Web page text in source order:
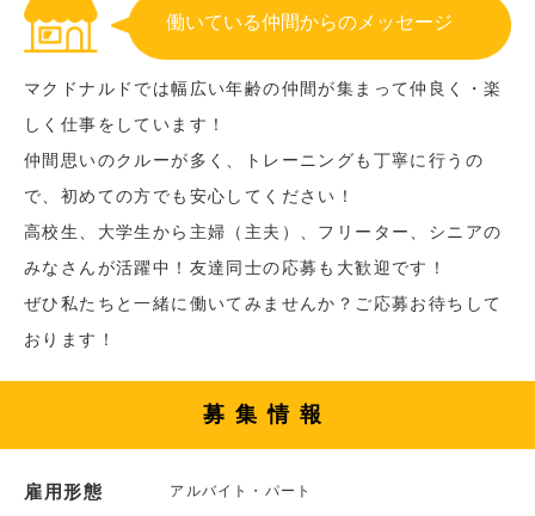
働いている仲間からのメッセージ
マクドナルドでは幅広い年齢の仲間が集まって仲良く・楽
しく仕事をしています！
仲間思いのクルーが多く、トレーニングも丁寧に行うの
で、初めての方でも安心してください！
高校生、大学生から主婦（主夫）、フリーター、シニアの
みなさんが活躍中！友達同士の応募も大歓迎です！
ぜひ私たちと一緒に働いてみませんか？ご応募お待ちして
おります！
募集情報
雇用形態 アルバイト・パート